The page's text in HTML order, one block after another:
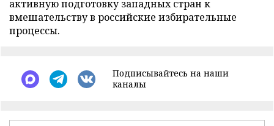
активную подготовку западных стран к
вмешательству в российские избирательные
процессы.
Подписывайтесь на наши
каналы